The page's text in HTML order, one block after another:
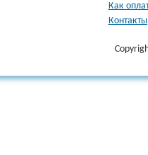
Как
Контакты